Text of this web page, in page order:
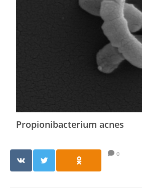
Propionibacterium acnes
0